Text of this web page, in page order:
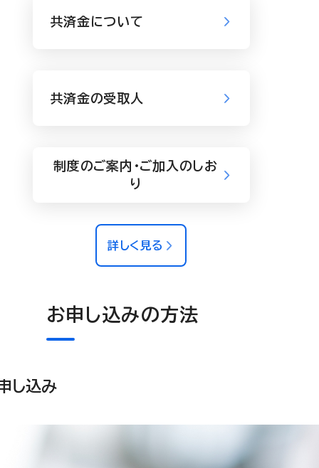
共済金について
共済金の受取人
制度のご案内・ご加入のしお
り
詳しく見る
お申し込みの方法
し込み